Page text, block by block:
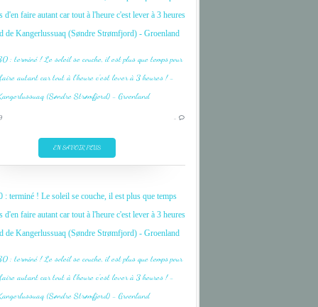
GROENLAND
ICEBERG
LANDSCAPE
PAYSAGE
d'en faire autant car tout à l'heure c'est lever à 3 heures
de Kangerlussuaq (Søndre Strømfjord) - Groenland
…
EN SAVOIR PLUS
AUSTRAL
: terminé ! Le soleil se couche, il est plus que temps
d'en faire autant car tout à l'heure c'est lever à 3 heures
de Kangerlussuaq (Søndre Strømfjord) - Groenland